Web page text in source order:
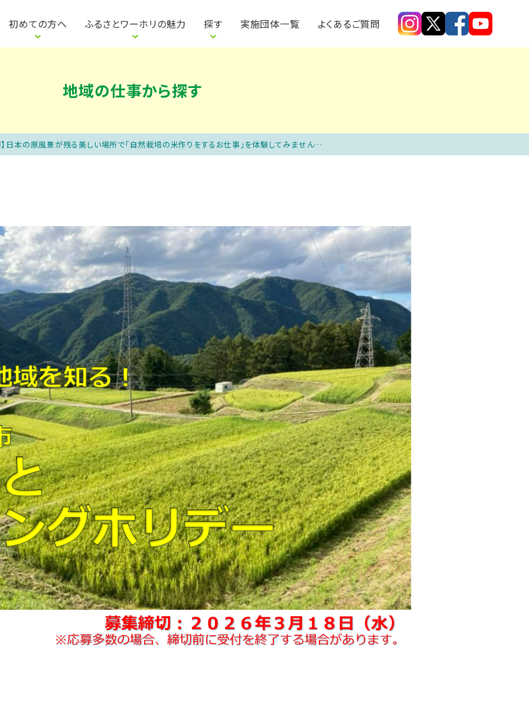
初めての方へ ふるさとワーホリの魅力 探す 実施団体一覧 よくあるご質問
参加までの流れ 説明会って何をするの？ ワカモノメンバー取材記事
参加者の声 自治体・団体の声 地域の魅力紹介
会を探す 地域の仕事から探す 地域のイベントから探す
地域の仕事から探す
【長野県伊那市】日本の原風景が残る美しい場所で「自然栽培の米作りをするお仕事」を体験してみませんか？